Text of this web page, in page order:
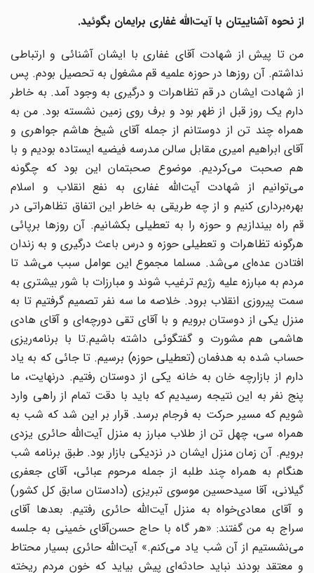
از نحوه آشناییتان با آیت‌الله غفاری برایمان بگوئید.
من تا پیش از شهادت آقای غفاری با ایشان آشنائی و ارتباطی
نداشتم. آن روزها در حوزه علمیه قم مشغول به تحصیل بودم. پس
از شهادت ایشان در قم تظاهرات و درگیری به وجود آمد. به خاطر
دارم یک روز قبل از ظهر بود و برف روی زمین نشسته بود. من به
همراه چند تن از دوستانم از جمله آقای شیخ هاشم جواهری و
آقای ابراهیم امیری مقابل سالن مدرسه فیضیه ایستاده بودیم و با
هم صحبت می‌کردیم. موضوع صحبتمان این بود که چگونه
می‌توانیم از شهادت آیت‌الله غفاری به نفع انقلاب و اسلام
بهره‌برداری کنیم و از چه طریقی به خاطر این اتفاق تظاهراتی در
قم راه بیندازیم و حوزه را به تعطیلی بکشانیم. آن روزها برپائی
هرگونه تظاهرات و تعطیلی حوزه و درس باعث درگیری و به زندان
افتادن عده‌ای می‌شد. مسلما مجموع این عوامل سبب می‌شد تا
مردم به مبارزه علیه رژیم ترغیب شوند و مبارزات با شور بیشتری به
سمت پیروزی انقلاب برود. خلاصه ما سه نفر تصمیم گرفتیم تا به
منزل یکی از دوستان برویم و با آقای تقی دورچه‌ای و آقای هادی
هاشمی هم مشورت و گفتگوئی داشته باشیم.تا با برنامه‌ریزی
حساب شده‌ به هدفمان (تعطیلی حوزه) برسیم. تا جائی که به یاد
دارم از بازارچه خان به خانه یکی از دوستان رفتیم. در‌نهایت، ما
پنج نفر به این نتیجه رسیدیم که باید با دقت تمام از راهی وارد
شویم که مسیر حرکت به فرجام برسد. قرار بر این شد که شب به
همراه سی، چهل تن از طلاب مبارز به منزل آیت‌الله حائری یزدی
برویم. آن زمان منزل ایشان در نزدیکی بازار بود. طبق برنامه شب
هنگام به همراه چند طلبه از جمله مرحوم عبائی، آقای جعفری
گیلانی، آقا سید‌حسین موسوی تبریزی (دادستان سابق کل کشور)
و آقای معادی‌خواه به منزل آیت‌الله حائری رفتیم. بعدها آقای
سراج به من گفتند: «هر گاه با حاج حسن‌آقای خمینی به جلسه
می‌نشستیم از آن شب یاد می‌کنم.» آیت‌الله حائری بسیار محتاط
و معتقد بودند نباید حادثه‌ای پیش بیاید که خون مردم ریخته